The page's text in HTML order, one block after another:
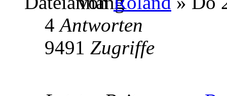
4Antworten
9491 Zugriffe